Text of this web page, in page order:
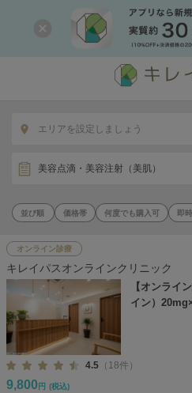
エリアを設定しましょう
美容点滴・美容注射（美肌）
価格帯 何度でも購入可 即
オンライン診療
キレイパスオンラインクリニック
【オンライ
イン）
4.5 （18件）
9,800 円 (税込)